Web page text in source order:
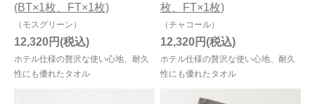
(BT×1枚、FT×1枚)
（モスグリーン）
ホテル仕様の贅沢な使い心地、耐久
性にも優れたタオル
12,320円
枚、FT×1枚)
（チャコール）
ホテル仕様の贅沢な使い心地、耐久
性にも優れたタオル
12,320円